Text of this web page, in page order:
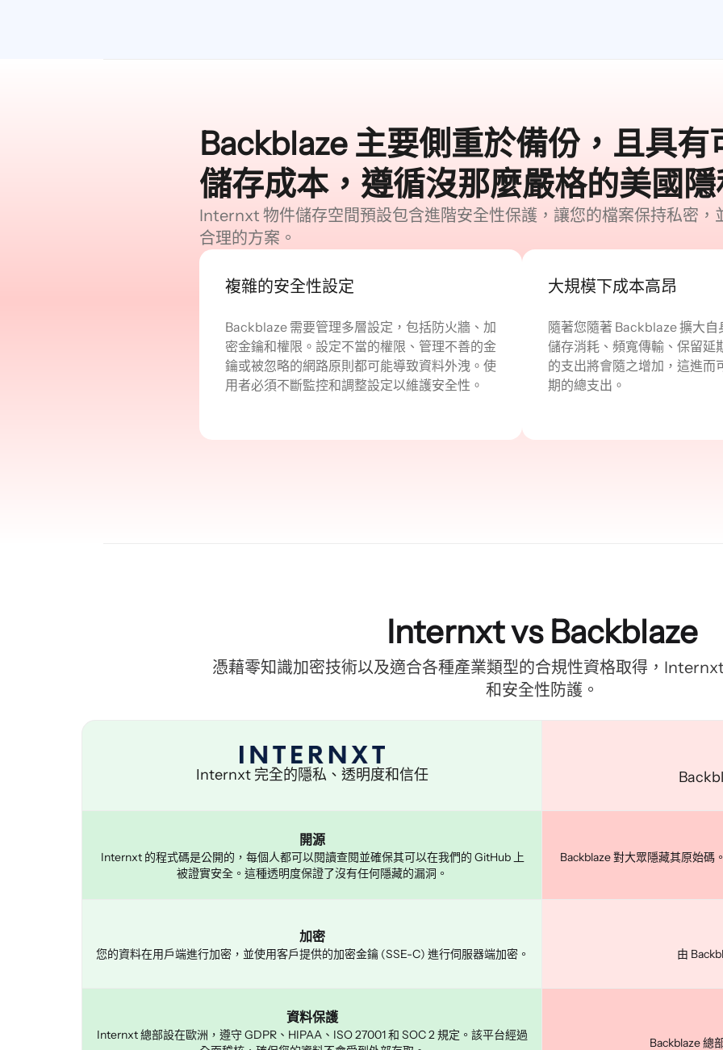
Backblaze 主要側重於備份，且具有
儲存成本，遵循沒那麼嚴格的美國
Internxt 物件儲存空間預設包含進階安全性保護，讓您的檔案保持私密，
合理的方案。
複雜的安全性設定
Backblaze 需要管理多層設定，包括防火牆、加
密金鑰和權限。設定不當的權限、管理不善的金
鑰或被忽略的網路原則都可能導致資料外洩。使
用者必須不斷監控和調整設定以維護安全性。
大規模下成本高昂
隨著您隨著 Backblaze 擴大
儲存消耗、頻寬傳輸、保留延
的支出將會隨之增加，這進而
期的總支出。
Internxt vs Backblaze
憑藉零知識加密技術以及適合各種產業類型的合規性資格取得，
和安全性防護。
Internxt 完全的隱私、透明度和信任
開源
Internxt 的程式碼是公開的，每個人都可以閱讀查閱並確保其可以在我們的 GitHub 上
被證實安全。這種透明度保證了沒有任何隱藏的漏洞。
加密
您的資料在用戶端進行加密，並使用客戶提供的加密金鑰 (SSE-C) 進行伺服器端加密。
資料保護
Internxt 總部設在歐洲，遵守 GDPR、HIPAA、ISO 27001 和 SOC 2 規定。該平台經過
Backblaze 對大眾隱藏其原始碼
由
Backblaze 總